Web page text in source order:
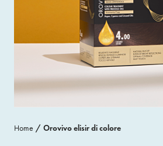
Home Orovivo elisir di colore